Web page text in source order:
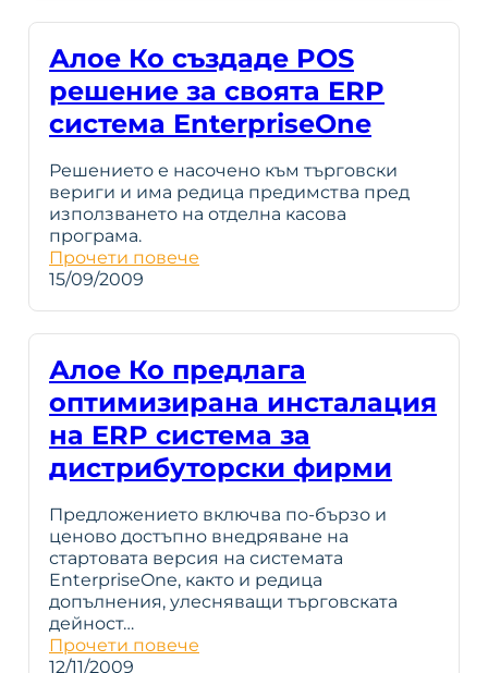
Алое Ко създаде POS
решение за своята ERP
система EnterpriseOne
Решението е насочено към търговски
вериги и има редица предимства пред
използването на отделна касова
програма.
Прочети повече
15/09/2009
Алое Ко предлага
оптимизирана инсталация
на ERP система за
дистрибуторски фирми
Предложението включва по-бързо и
ценово достъпно внедряване на
стартовата версия на системата
EnterpriseOne, както и редица
допълнения, улесняващи търговската
дейност…
Прочети повече
12/11/2009